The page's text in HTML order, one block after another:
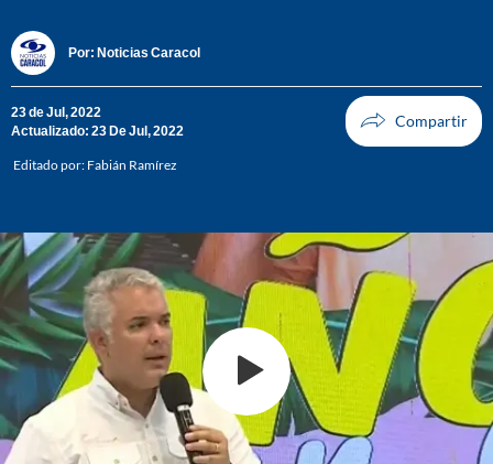
Por: Noticias Caracol
23 de Jul, 2022
Actualizado: 23 De Jul, 2022
Editado por: Fabián Ramírez